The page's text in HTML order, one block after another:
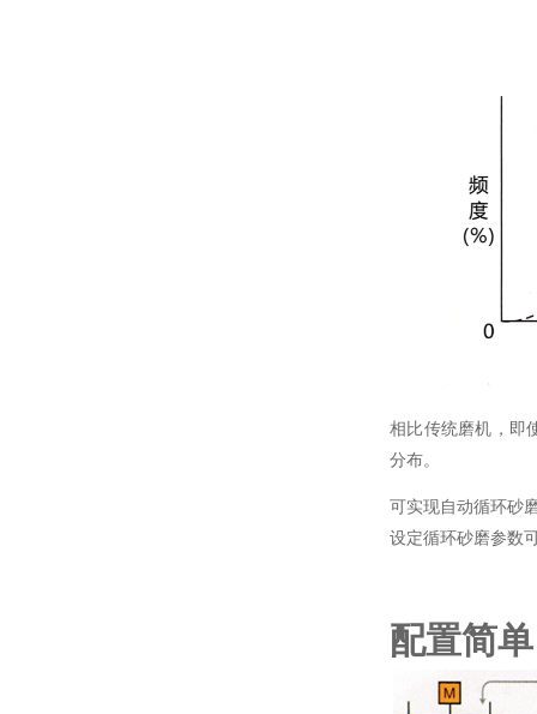
相比传统磨机，即
分布。
可实现自动循环砂
设定循环砂磨参数
配置简单